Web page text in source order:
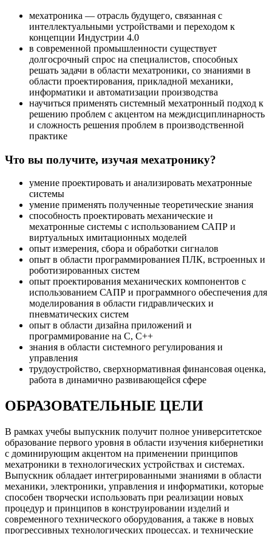
мехатроника — отрасль будущего, связанная с
интеллектуальными устройствами и переходом к
концепции Индустрии 4.0
в современной промышленности существует
долгосрочный спрос на специалистов, способных
решать задачи в области мехатроники, со знаниями в
области проектирования, прикладной механики,
информатики и автоматизации производства
научиться применять системный мехатронный подход к
решению проблем с акцентом на междисциплинарность
и сложность решения проблем в производственной
практике
Что вы получите, изучая мехатронику?
умение проектировать и анализировать мехатронные
системы
умение применять полученные теоретические знания
способность проектировать механические и
мехатронные системы с использованием САПР и
виртуальных имитационных моделей
опыт измерения, сбора и обработки сигналов
опыт в области программированиея ПЛК, встроенных и
роботизированных систем
опыт проектирования механических компонентов с
использованием САПР и программного обеспечения для
моделирования в области гидравлических и
пневматических систем
опыт в области дизайна приложений и
программирование на C, C++
знания в области системного регулирования и
управления
трудоустройство, сверхнормативная финансовая оценка,
работа в динамично развивающейся сфере
ОБРАЗОВАТЕЛЬНЫЕ ЦЕЛИ
В рамках учебы выпускник получит полное университетское
образование первого уровня в области изучения кибернетики
с доминирующим акцентом на применении принципов
мехатроники в технологических устройствах и системах.
Выпускник обладает интегрированными знаниями в области
механики, электроники, управления и информатики, которые
способен творчески использовать при реализации новых
процедур и принципов в конструировании изделий и
современного технического оборудования, а также в новых
прогрессивных технологических процессах. и технические